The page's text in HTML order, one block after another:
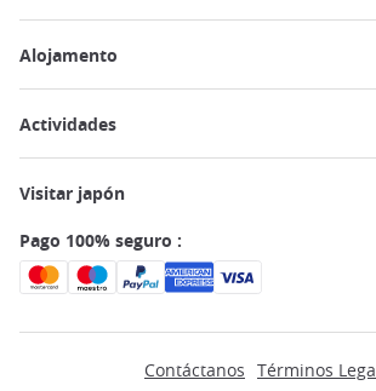
Alojamento
Actividades
Visitar japón
Pago 100% seguro :
Contáctanos Términos